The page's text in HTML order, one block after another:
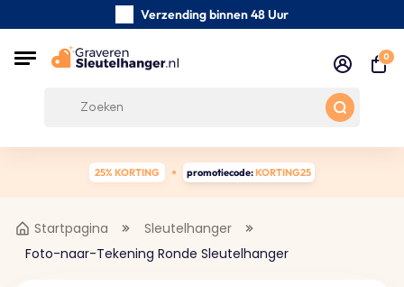
Verzending binnen 48 Uur
Klanten Beoordelingen:
0
25% KORTING promotiecode:KORTING25
Startpagina
Sleutelhanger
Foto-naar-Tekening Ronde Sleutelhanger